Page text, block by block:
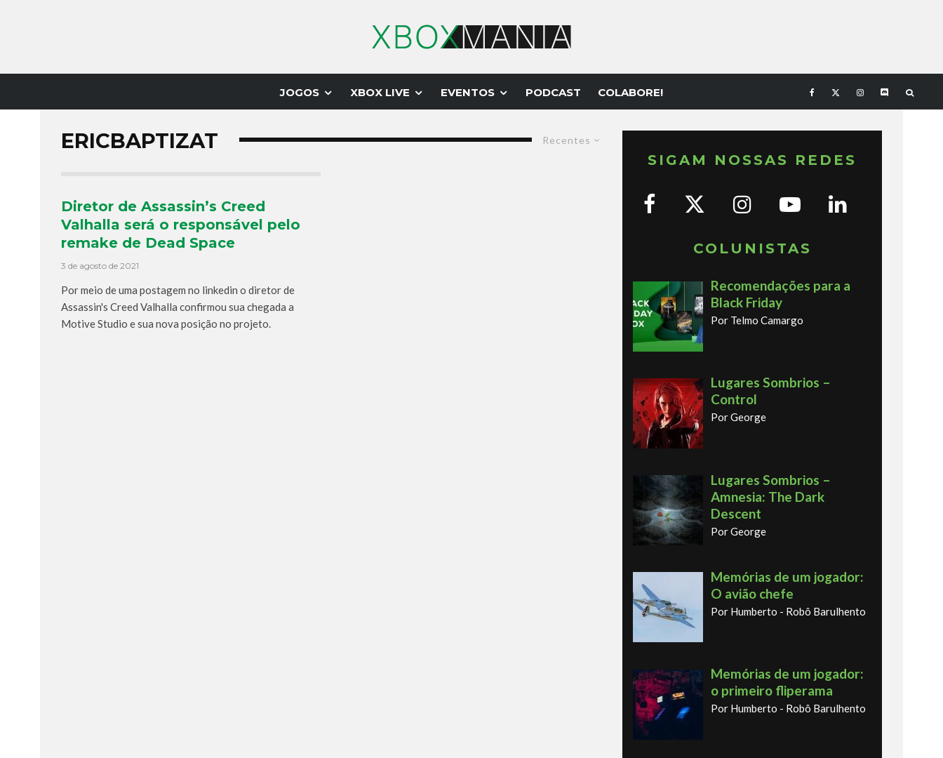
JOGOS XBOX LIVE EVENTOS PODCAST COLABORE!
Recentes
ERICBAPTIZAT
Diretor de Assassin’s Creed
Valhalla será o responsável pelo
remake de Dead Space
3 de agosto de 2021
Por meio de uma postagem no linkedin o diretor de
Assassin's Creed Valhalla confirmou sua chegada a
Motive Studio e sua nova posição no projeto.
SIGAM NOSSAS REDES
COLUNISTAS
Recomendações para a
Black Friday
Por Telmo Camargo
Lugares Sombrios –
Control
Por George
Lugares Sombrios –
Amnesia: The Dark
Descent
Por George
Memórias de um jogador:
O avião chefe
Por Humberto - Robô Barulhento
Memórias de um jogador:
o primeiro fliperama
Por Humberto - Robô Barulhento